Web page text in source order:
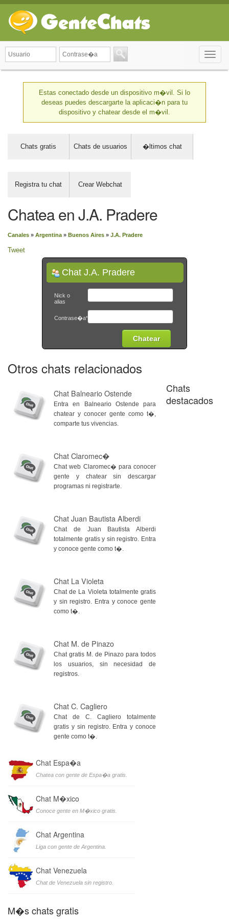
Toggle
Estas conectado desde un dispositivo m�vil. Si lo
deseas puedes descargarte la aplicaci�n para tu
dispositivo y chatear desde el m�vil.
Chats gratis Chats de usuarios �ltimos chat
Registra tu chat Crear Webchat
Chatea en J.A. Pradere
Canales » Argentina » Buenos Aires » J.A. Pradere
Tweet
Chat J.A. Pradere
Nick o
alias
Contrase�a*
Otros chats relacionados
Chat Balneario Ostende
Entra en Balneario Ostende para
chatear y conocer gente como t�,
comparte tus vivencias.
Chat Claromec�
Chat web Claromec� para conocer
gente y chatear sin descargar
programas ni registrarte.
Chat Juan Bautista Alberdi
Chat de Juan Bautista Alberdi
totalmente gratis y sin registro. Entra
y conoce gente como t�.
Chat La Violeta
Chat de La Violeta totalmente gratis
y sin registro. Entra y conoce gente
como t�.
Chat M. de Pinazo
Chat gratis M. de Pinazo para todos
los usuarios, sin necesidad de
registros.
Chat C. Cagliero
Chat de C. Cagliero totalmente
gratis y sin registro. Entra y conoce
gente como t�.
Chats
destacados
Chat Espa�a
Chatea con gente de Espa�a gratis.
Chat M�xico
Conoce gente en M�xico gratis.
Chat Argentina
Liga con gente de Argentina.
Chat Venezuela
Chat de Venezuela sin registro.
M�s chats gratis